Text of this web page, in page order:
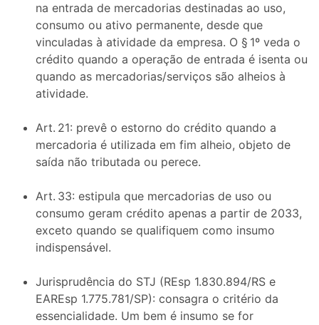
na entrada de mercadorias destinadas ao uso,
consumo ou ativo permanente, desde que
vinculadas à atividade da empresa. O § 1º veda o
crédito quando a operação de entrada é isenta ou
quando as mercadorias/serviços são alheios à
atividade.
Art. 21: prevê o estorno do crédito quando a
mercadoria é utilizada em fim alheio, objeto de
saída não tributada ou perece.
Art. 33: estipula que mercadorias de uso ou
consumo geram crédito apenas a partir de 2033,
exceto quando se qualifiquem como insumo
indispensável.
Jurisprudência do STJ (REsp 1.830.894/RS e
EAREsp 1.775.781/SP): consagra o critério da
essencialidade. Um bem é insumo se for